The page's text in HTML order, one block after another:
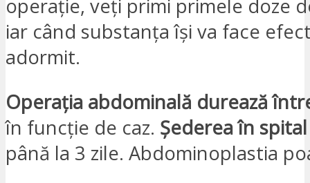
operație, veți primi primele doze
iar când substanța își va face
adormit.
Operația abdominală durează
în funcție de caz. Șederea în spital
până la 3 zile. Abdominoplastia